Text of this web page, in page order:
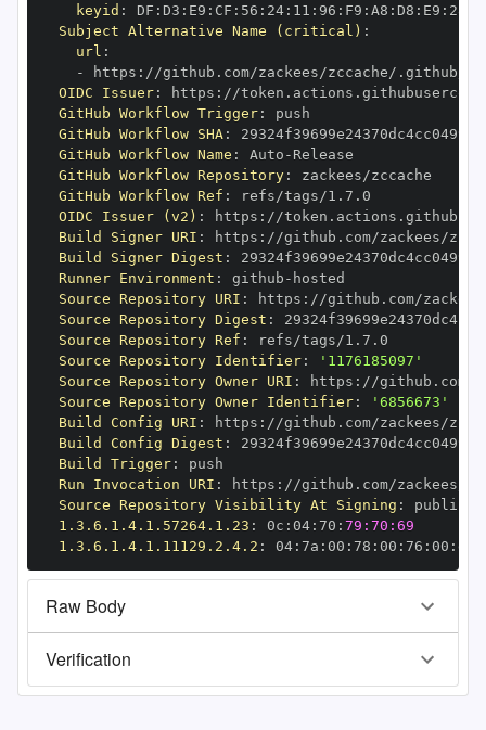
keyid : DF : D3 : E9 : CF : 56 : 24: 11 : 96 : F9 : A8 : D8 : E9 : 28
Subject Alternative Name (critical) :
url :
-
https : //github.com/zackees/zccache/.github/
OIDC Issuer: https :
GitHub Workflow Trigger:
GitHub Workflow SHA:
GitHub Workflow Name : Auto -
GitHub Workflow Repository:
GitHub Workflow Ref :
OIDC Issuer (v2) : https :
Build Signer URI : https : //github.com/zackees/
Build Signer Digest :
Runner Environment : github -
Source Repository URI : https :
Source Repository Digest :
Source Repository Ref :
Source Repository Identifier:
'1176185097'
Source Repository Owner URI : https :
Source Repository Owner Identifier:
'6856673'
Build Config URI : https : //github.com/zackees/
Build Config Digest :
Build Trigger:
Run Invocation URI : https :
Source Repository Visibility At Signing :
1.3.6.1.4.1.57264.1.23 : 0c : 04: 70 : 79:70:69
1.3.6.1.4.1.11129.2.4.2 : 04: 7a : 00 : 78 : 00 : 76 : 00 : dd
Raw Body
Verification